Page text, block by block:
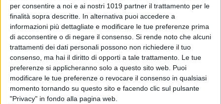
per consentire a noi e ai nostri 1019 partner il trattamento per le
finalità sopra descritte. In alternativa puoi accedere a
informazioni più dettagliate e modificare le tue preferenze prima
di acconsentire o di negare il consenso. Si rende noto che alcuni
trattamenti dei dati personali possono non richiedere il tuo
consenso, ma hai il diritto di opporti a tale trattamento. Le tue
preferenze si applicheranno solo a questo sito web. Puoi
modificare le tue preferenze o revocare il consenso in qualsiasi
momento tornando su questo sito e facendo clic sul pulsante
"Privacy" in fondo alla pagina web.
vertici del box
office
di Emanuela Giuliani
Sadie Sink parla
di Jean Grey:
“Non è una
cattiva”, il nuovo
volto degli X-Men
nel MCU
di Emanuela Giuliani